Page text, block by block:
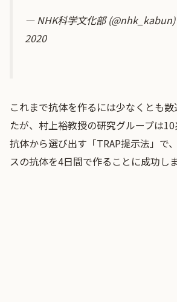
— NHK科学文化部 (@nhk_kabun)
2020
これまで抗体を作るには少なくとも
たが、村上裕教授の研究グループは
抗体から選び出す「TRAP提示法」で
スの抗体を4日間で作ることに成功し